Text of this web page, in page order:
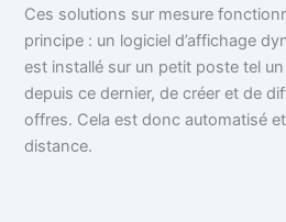
Ces solutions sur mesure
principe : un logiciel d’affichage
est installé sur un petit poste tel
depuis ce dernier, de créer et de
offres. Cela est donc automatisé
distance.